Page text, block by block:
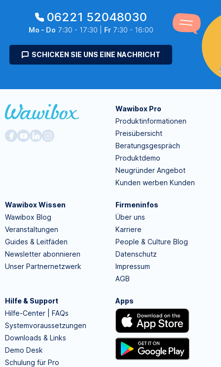
06221 52048030
Mo - Do 7:30 - 17:30 | Fr7:30 - 16:00
SCHICKEN SIE UNS EINE NACHRICHT
Wawibox Pro
Produktinformationen
Preisübersicht
Beratungsgespräch
Produktdemo
Neugründer Angebot
Kunden werben Kunden
Wawibox Wissen
Wawibox Blog
Veranstaltungen
Guides & Leitfäden
Newsletter abonnieren
Unser Partnernetzwerk
Firmeninfos
Über uns
Karriere
People & Culture Blog
Datenschutz
Impressum
AGB
Hilfe & Support
Hilfe-Center | FAQs
Systemvoraussetzungen
Downloads & Links
Demo Desk
Schulung für Pro
Apps